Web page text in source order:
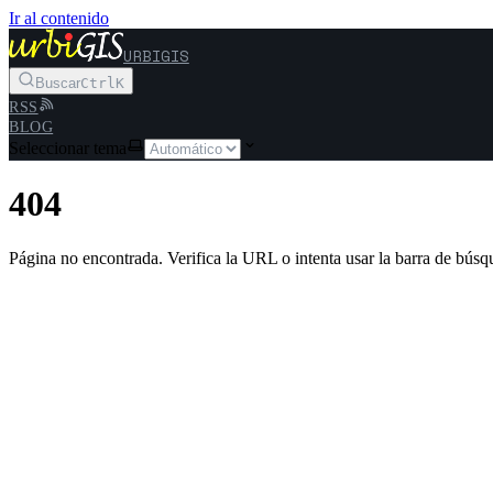
Ir al contenido
URBIGIS
BuscarCtrlK
RSS
BLOG
Seleccionar tema
404
Página no encontrada. Verifica la URL o intenta usar la barra de